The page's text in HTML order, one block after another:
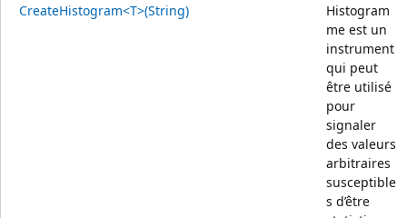
CreateHistogram<T>(String)
Histogram
me est un
instrument
qui peut
être utilisé
pour
signaler
des valeurs
arbitraires
susceptible
s d’être